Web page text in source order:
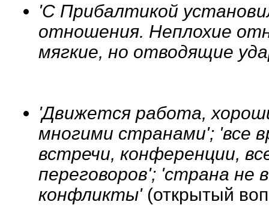
'С Прибалтикой
отношения. Неплохие
мягкие, но отводящие
'Движется работа,
многими странами'; 'все
встречи, конференции,
переговоров'; 'страна
конфликты'(открытый